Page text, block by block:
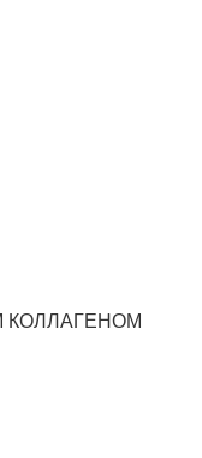
КОЛЛАГЕНОМ